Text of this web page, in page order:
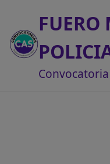
Convocatoria